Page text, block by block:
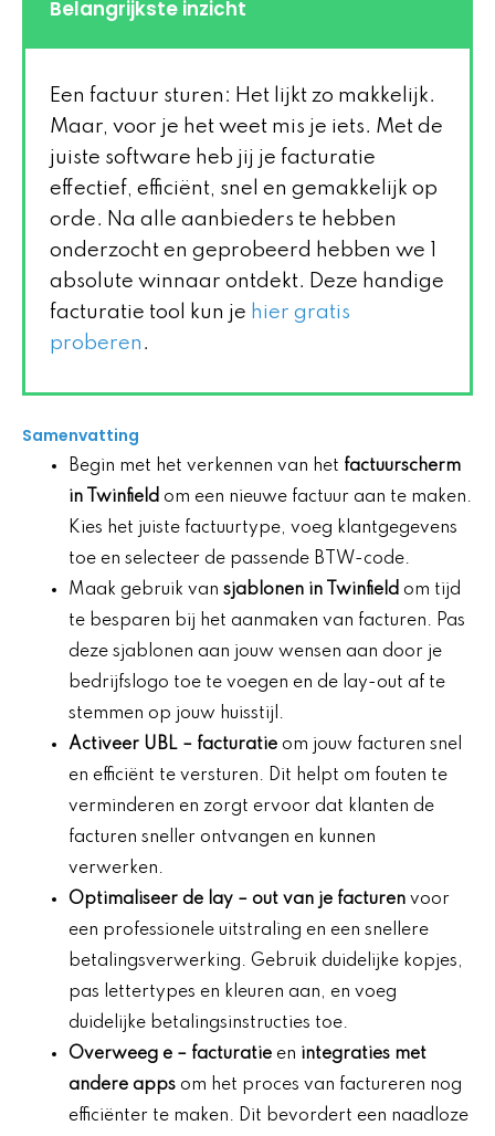
Belangrijkste inzicht
Een factuur sturen: Het lijkt zo makkelijk.
Maar, voor je het weet mis je iets. Met de
juiste software heb jij je facturatie
effectief, efficiënt, snel en gemakkelijk op
orde. Na alle aanbieders te hebben
onderzocht en geprobeerd hebben we 1
absolute winnaar ontdekt. Deze handige
facturatie tool kun je hier gratis
proberen .
Samenvatting
Begin met het verkennen van het factuurscherm
in Twinfield om een nieuwe factuur aan te maken.
Kies het juiste factuurtype, voeg klantgegevens
toe en selecteer de passende BTW-code.
Maak gebruik van sjablonen in Twinfield om tijd
te besparen bij het aanmaken van facturen. Pas
deze sjablonen aan jouw wensen aan door je
bedrijfslogo toe te voegen en de lay-out af te
stemmen op jouw huisstijl.
Activeer UBL – facturatie om jouw facturen snel
en efficiënt te versturen. Dit helpt om fouten te
verminderen en zorgt ervoor dat klanten de
facturen sneller ontvangen en kunnen
verwerken.
Optimaliseer de lay – out van je facturen voor
een professionele uitstraling en een snellere
betalingsverwerking. Gebruik duidelijke kopjes,
pas lettertypes en kleuren aan, en voeg
duidelijke betalingsinstructies toe.
Overweeg e – facturatie en integraties met
andere apps om het proces van factureren nog
efficiënter te maken. Dit bevordert een naadloze